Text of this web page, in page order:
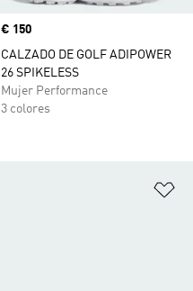
Precio
€ 150
CALZADO DE GOLF ADIPOWER
26 SPIKELESS
Mujer Performance
3 colores